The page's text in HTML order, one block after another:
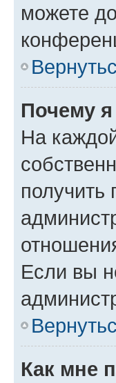
можете
Почему
На
получить
Если вы
Как мне